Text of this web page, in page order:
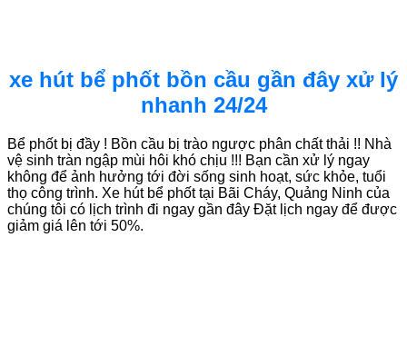
xe hút bể phốt bồn cầu gần đây xử lý
nhanh 24/24
Bể phốt bị đầy ! Bồn cầu bị trào ngược phân chất thải !! Nhà
vệ sinh tràn ngập mùi hôi khó chịu !!! Bạn cần xử lý ngay
không để ảnh hưởng tới đời sống sinh hoạt, sức khỏe, tuổi
thọ công trình. Xe hút bể phốt tại Bãi Cháy, Quảng Ninh của
chúng tôi có lịch trình đi ngay gần đây Đặt lịch ngay để được
giảm giá lên tới 50%.